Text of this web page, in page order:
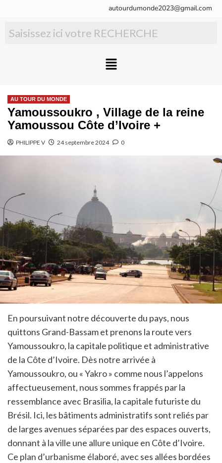
autourdumonde2023@gmail.com
AU TOUR DU MONDE
Yamoussoukro , Village de la reine
Yamoussou Côte d’Ivoire +
PHILIPPE V 24 septembre 2024 0
En poursuivant notre découverte du pays, nous
quittons Grand-Bassam et prenons la route vers
Yamoussoukro, la capitale politique et administrative
de la Côte d’Ivoire. Dès notre arrivée à
Yamoussoukro, ou « Yakro » comme nous l’appelons
affectueusement, nous sommes frappés par la
ressemblance avec Brasilia, la capitale futuriste du
Brésil. Ici, les bâtiments administratifs sont reliés par
de larges avenues séparées par des espaces ouverts,
donnant à la ville une allure unique en Côte d’Ivoire.
Ce plan d’urbanisme élaboré, avec ses allées bordées